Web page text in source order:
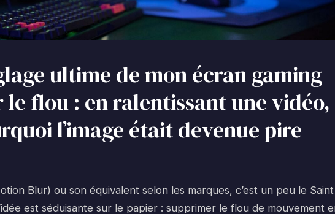
ultime de mon écran gaming
flou : en ralentissant une vidéo,
l’image était devenue pire
Blur) ou son équivalent selon les marques, c’est un peu le Saint
est séduisante sur le papier : supprimer le flou de mouvement